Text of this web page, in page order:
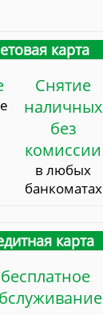
карта
Снятие
наличных
без
комиссии
в любых
банкоматах
карта
бесплатное